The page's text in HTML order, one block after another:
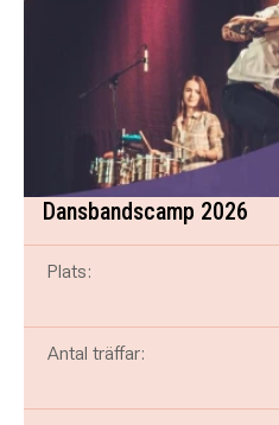
Dansbandscamp 2026
Plats:
Antal träffar: